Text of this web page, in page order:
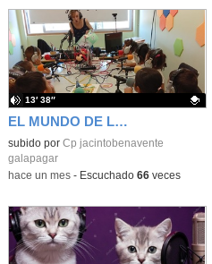
EL MUNDO DE LAS MARIQUITAS, por Infantil 3 años
Contenido educativo.
subido por Cp jacintobenavente
galapagar
13′ 38″
-hace un mes- Escuchado 66veces